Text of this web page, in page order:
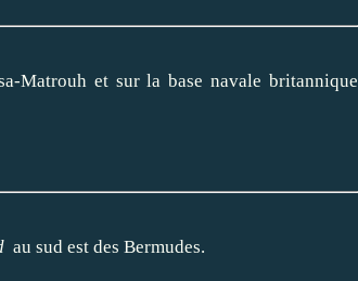
Matrouh et sur la base navale britannique
au sud est des Bermudes.